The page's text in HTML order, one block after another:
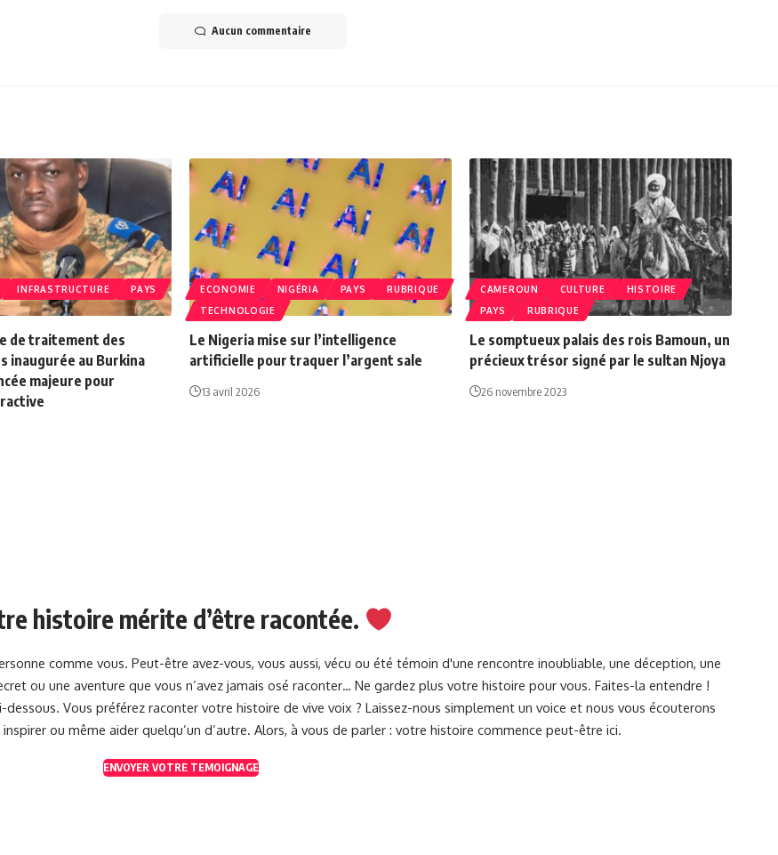
Aucun commentaire
INFRASTRUCTURE
PAYS
de traitement des
inaugurée au Burkina
majeure pour
ECONOMIE NIGÉRIA PAYS
RUBRIQUE
TECHNOLOGIE
Le Nigeria mise sur l’intelligence
artificielle pour traquer l’argent sale
13 avril 2026
CAMEROUN CULTURE
HISTOIRE
PAYS
RUBRIQUE
Le somptueux palais des rois Bamoun, un
précieux trésor signé par le sultan Njoya
26 novembre 2023
histoire mérite d’être racontée.
comme vous. Peut-être avez-vous, vous aussi, vécu ou été témoin d'une rencontre inoubliable, une déception, une
ou une aventure que vous n’avez jamais osé raconter… Ne gardez plus votre histoire pour vous. Faites-la entendre !
Vous préférez raconter votre histoire de vive voix ? Laissez-nous simplement un voice et nous vous écouterons
ou même aider quelqu’un d’autre. Alors, à vous de parler : votre histoire commence peut-être ici.
ENVOYER VOTRE TEMOIGNAGE